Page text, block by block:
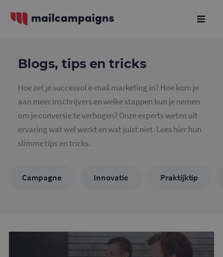
Blogs, tips en tricks
Hoe zet je succesvol e-mail marketing in? Hoe kom je
aan meer inschrijvers en welke stappen kun je nemen
om je conversie te verhogen? Onze experts weten uit
ervaring wat wel werkt en wat juist niet. Lees hier hun
slimme tips en tricks.
Campagne Innovatie Praktijktip